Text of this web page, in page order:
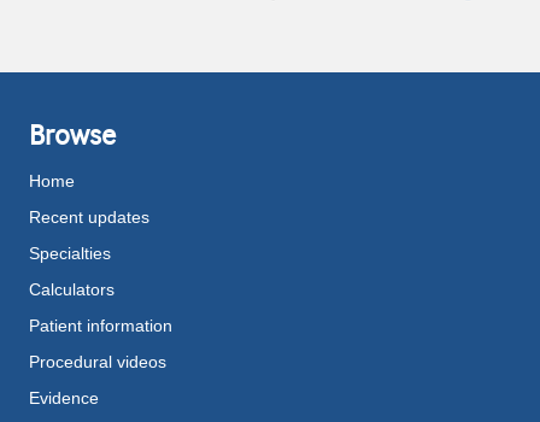
Browse
Home
Recent updates
Specialties
Calculators
Patient information
Procedural videos
Evidence